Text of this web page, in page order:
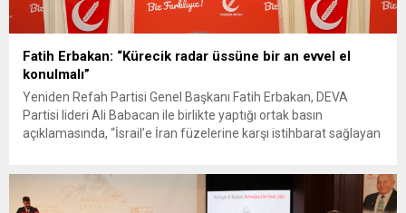
Fatih Erbakan: “Kürecik radar üssüne bir an evvel el
konulmalı”
Yeniden Refah Partisi Genel Başkanı Fatih Erbakan, DEVA
Partisi lideri Ali Babacan ile birlikte yaptığı ortak basın
açıklamasında, “İsrail’e İran füzelerine karşı istihbarat sağlayan
Üssü’nün de Türk Silahlı Kuvvetleri denetimine...